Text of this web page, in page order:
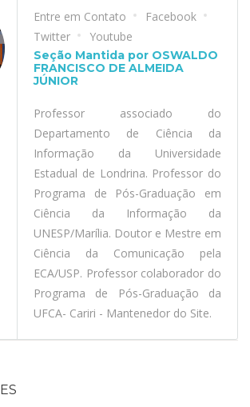
Entre em Contato
Facebook
Twitter
Youtube
Seção Mantida por OSWALDO
FRANCISCO DE ALMEIDA
JÚNIOR
Professor associado do
Departamento de Ciência da
Informação da Universidade
Estadual de Londrina. Professor do
Programa de Pós-Graduação em
Ciência da Informação da
UNESP/Marília. Doutor e Mestre em
Ciência da Comunicação pela
ECA/USP. Professor colaborador do
Programa de Pós-Graduação da
UFCA- Cariri - Mantenedor do Site.